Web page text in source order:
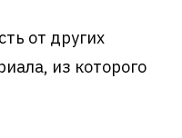
от других
из которого